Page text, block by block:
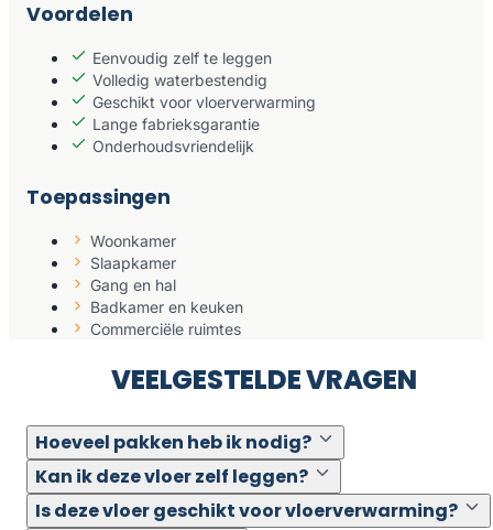
Voordelen
Eenvoudig zelf te leggen
Volledig waterbestendig
Geschikt voor vloerverwarming
Lange fabrieksgarantie
Onderhoudsvriendelijk
Toepassingen
Woonkamer
Slaapkamer
Gang en hal
Badkamer en keuken
Commerciële ruimtes
VEELGESTELDE VRAGEN
Hoeveel pakken heb ik nodig?
Kan ik deze vloer zelf leggen?
Is deze vloer geschikt voor vloerverwarming?